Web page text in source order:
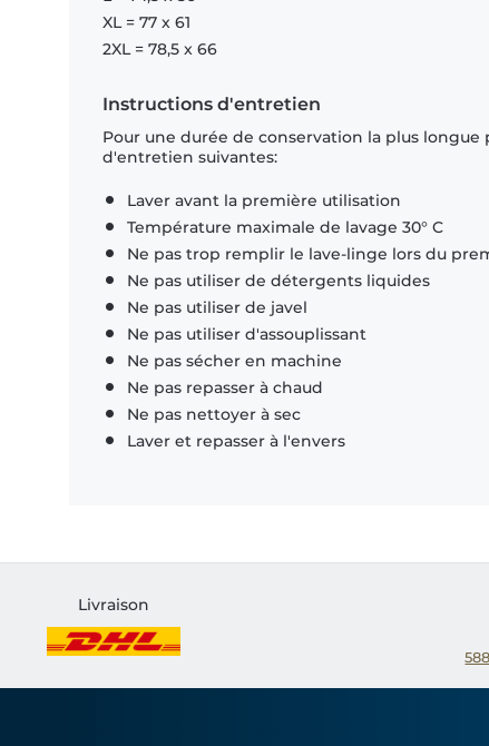
XL = 77 x 61
2XL = 78,5 x 66
Instructions d'entretien
Pour une durée de conservation la plus
d'entretien suivantes:
Laver avant la première utilisation
Température maximale de lavage 30° C
Ne pas trop remplir le lave-linge lors du
Ne pas utiliser de détergents liquides
Ne pas utiliser de javel
Ne pas utiliser d'assouplissant
Ne pas sécher en machine
Ne pas repasser à chaud
Ne pas nettoyer à sec
Laver et repasser à l'envers
Livraison